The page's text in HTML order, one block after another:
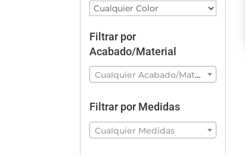
Filtrar por
Acabado/Material
Cualquier Acabado/Material
Filtrar por Medidas
Cualquier Medidas